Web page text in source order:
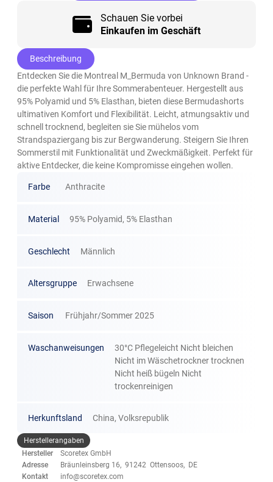
Schauen Sie vorbei
Einkaufen im Geschäft
Beschreibung
Entdecken Sie die Montreal M_Bermuda von Unknown Brand -
die perfekte Wahl für Ihre Sommerabenteuer. Hergestellt aus
95% Polyamid und 5% Elasthan, bieten diese Bermudashorts
ultimativen Komfort und Flexibilität. Leicht, atmungsaktiv und
schnell trocknend, begleiten sie Sie mühelos vom
Strandspaziergang bis zur Bergwanderung. Steigern Sie Ihren
Sommerstil mit Funktionalität und Zweckmäßigkeit. Perfekt für
aktive Entdecker, die keine Kompromisse eingehen wollen.
Farbe Anthracite
Material 95% Polyamid, 5% Elasthan
Geschlecht Männlich
Altersgruppe Erwachsene
Saison Frühjahr/Sommer 2025
Waschanweisungen
30°C Pflegeleicht Nicht bleichen
Nicht im Wäschetrockner trocknen
Nicht heiß bügeln Nicht
trockenreinigen
Herkunftsland China, Volksrepublik
Herstellerangaben
Hersteller
Scoretex GmbH
Adresse
Bräunleinsberg 16, 91242 Ottensoos, DE
Kontakt
info@scoretex.com